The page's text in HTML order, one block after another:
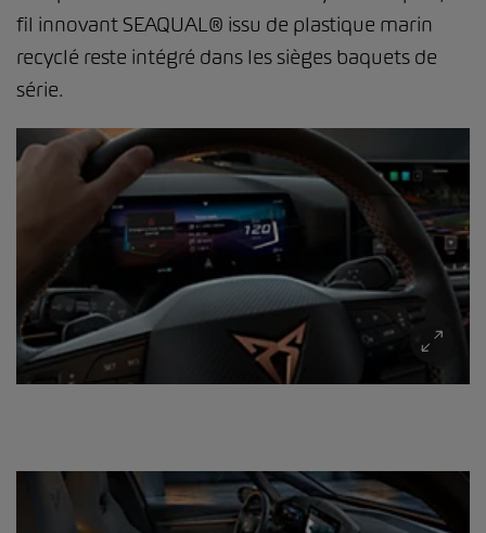
fil innovant SEAQUAL® issu de plastique marin
recyclé reste intégré dans les sièges baquets de
série.